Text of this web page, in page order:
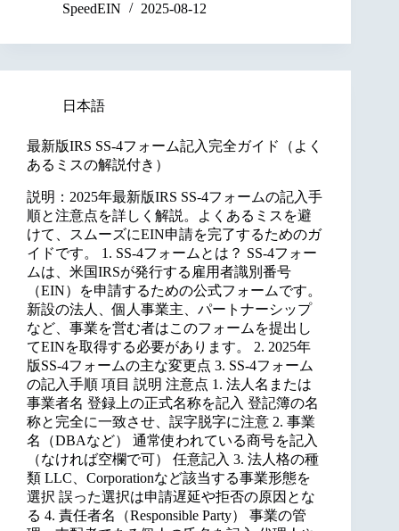
SpeedEIN
2025-08-12
日本語
最新版IRS SS-4フォーム記入完全ガイド（よく
あるミスの解説付き）
説明：2025年最新版IRS SS-4フォームの記入手
順と注意点を詳しく解説。よくあるミスを避
けて、スムーズにEIN申請を完了するためのガ
イドです。 1. SS-4フォームとは？ SS-4フォー
ムは、米国IRSが発行する雇用者識別番号
（EIN）を申請するための公式フォームです。
新設の法人、個人事業主、パートナーシップ
など、事業を営む者はこのフォームを提出し
てEINを取得する必要があります。 2. 2025年
版SS-4フォームの主な変更点 3. SS-4フォーム
の記入手順 項目 説明 注意点 1. 法人名または
事業者名 登録上の正式名称を記入 登記簿の名
称と完全に一致させ、誤字脱字に注意 2. 事業
名（DBAなど） 通常使われている商号を記入
（なければ空欄で可） 任意記入 3. 法人格の種
類 LLC、Corporationなど該当する事業形態を
選択 誤った選択は申請遅延や拒否の原因とな
る 4. 責任者名（Responsible Party） 事業の管